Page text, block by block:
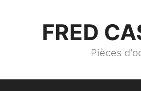
FRED
Pièces